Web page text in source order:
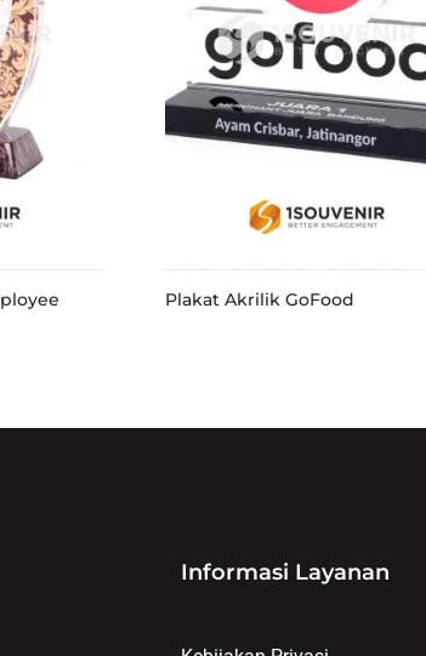
Plakat Akrilik GoFood
Informasi Layanan